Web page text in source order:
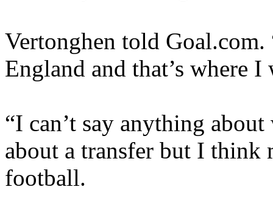
Vertonghen told
England and that’s where
“I can’t say anything
about a transfer but I think
football.